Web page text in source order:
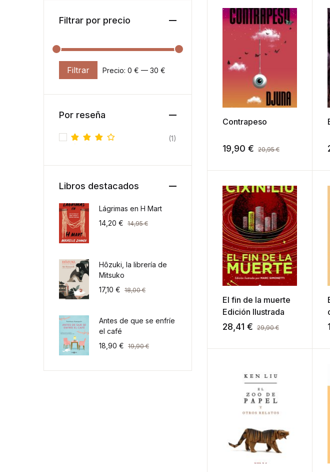
Contrapeso
19,90 € 20,95€
El fin de la muerte
Edición Ilustrada
28,41 € 29,90€
Filtrar por precio
Precio mínimo
Precio máximo
Filtrar Precio: 0 € — 30 €
Por reseña
(1)
Libros destacados
Lágrimas en H Mart
14,20 € 14,95€
Hôzuki, la librería de
Mitsuko
17,10 € 18,00€
Antes de que se enfríe
el café
18,90 € 19,90€